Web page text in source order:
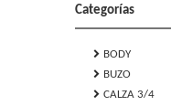
Categorías
chevron_right BODY
chevron_right BUZO
chevron_right CALZA 3/4